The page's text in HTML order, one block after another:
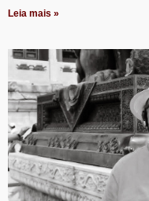
Leia mais »